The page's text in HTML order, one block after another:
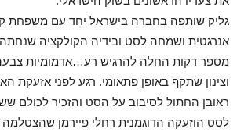
גליק שותפה בחברה בישראל יחד עם משפחת
אנרגטית ושמחה לסט ובידיה הקולקציה
מספר דקות החלה להרגיש רע…אדמומיות
וצינון שתקף באופן פתאומי. רגע לפני אזעקת
ראובן החתול לסיבוב על הסט והזכיר לכולם
לסט הוזעקה הדוגמנית רחלי פיירמן שהצטלמה